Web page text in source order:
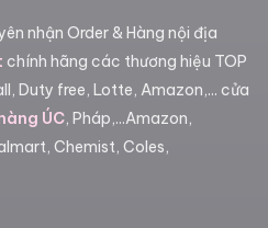
nhận Order & Hàng nội địa
chính hãng các thương hiệu TOP
Duty free, Lotte, Amazon,... cửa
ÚC, Pháp,...Amazon,
Chemist, Coles,